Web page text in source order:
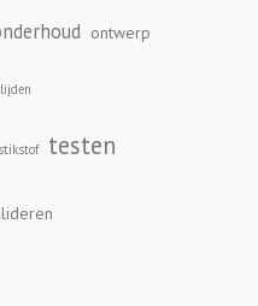
ontwerp
stikstof testen